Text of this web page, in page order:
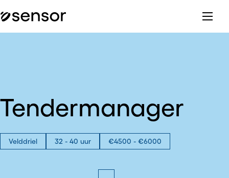
Tendermanager
Velddriel 32 - 40 uur €4500 - €6000